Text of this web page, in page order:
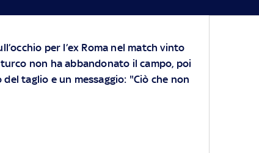
per l’ex Roma nel match vinto
non ha abbandonato il campo, poi
taglio e un messaggio: "Ciò che non